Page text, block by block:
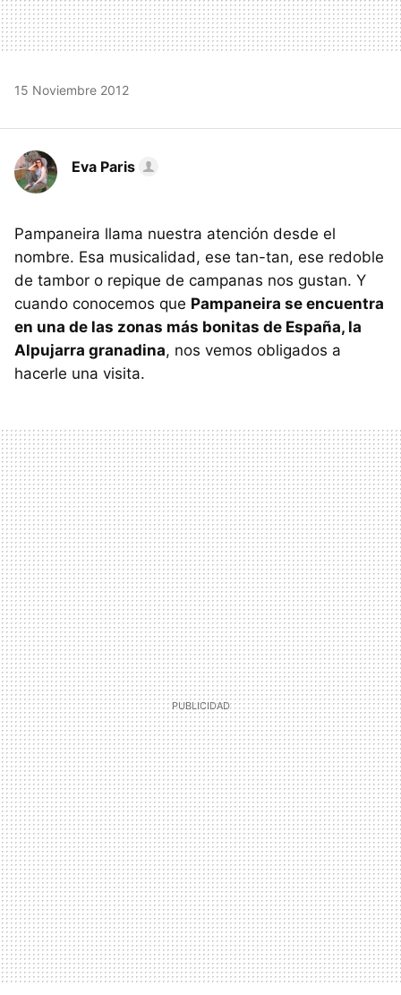
15 Noviembre 2012
Eva Paris
Pampaneira llama nuestra atención desde el
nombre. Esa musicalidad, ese tan-tan, ese redoble
de tambor o repique de campanas nos gustan. Y
cuando conocemos que Pampaneira se encuentra
en una de las zonas más bonitas de España, la
Alpujarra granadina, nos vemos obligados a
hacerle una visita.